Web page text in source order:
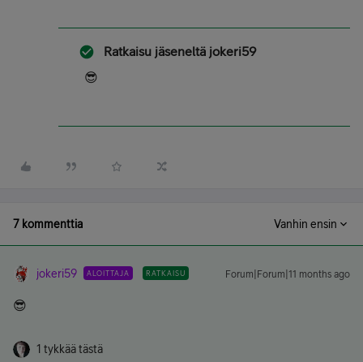
Ratkaisu jäseneltä jokeri59
😎
7 kommenttia Vanhin ensin
jokeri59 ALOITTAJA RATKAISU Forum|Forum|11 months ago
😎
1 tykkää tästä